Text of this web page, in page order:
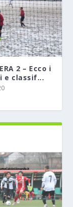
2 – Ecco i
e classif...